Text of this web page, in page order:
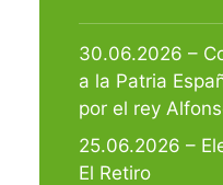
30.06.2026 –
a la Patria
por el rey
25.06.2026 –
El Retiro